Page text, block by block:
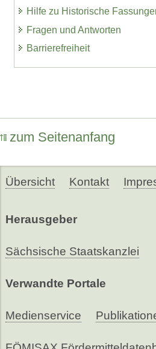
Hilfe zu Historische
Fragen und Antworten
Barrierefreiheit
zum Seitenanfang
Übersicht Kontakt
Herausgeber
Sächsische Staatskanzlei
Verwandte Portale
Medienservice